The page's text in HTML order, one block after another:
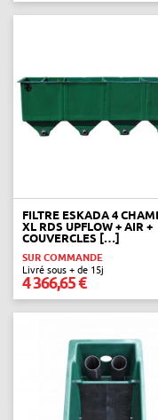
FILTRE ESKADA 4
XL RDS UPFLOW + AIR +
COUVERCLES […]
SUR COMMANDE
Livré sous + de 15j
4 366,65 €